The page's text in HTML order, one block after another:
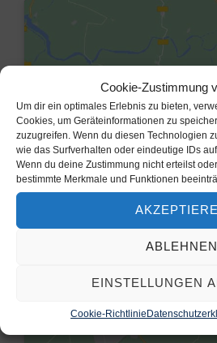
Cookie-Zustimmung
Um dir ein optimales Erlebnis zu bieten,
Cookies, um Geräteinformationen zu
zuzugreifen. Wenn du diesen Technologien
wie das Surfverhalten oder eindeutige IDs
Wenn du deine Zustimmung nicht erteilst
bestimmte Merkmale und Funktionen
ABLEHNEN
EINSTELLUNGEN
Cookie-Richtlinie
Klicke hier, um
aktivieren